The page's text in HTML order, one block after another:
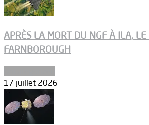
APRÈS LA MORT DU NGF À ILA,
FARNBOROUGH
17 juillet 2026